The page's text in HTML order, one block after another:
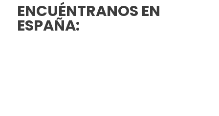
ENCUÉNTRANOS EN
ESPAÑA: